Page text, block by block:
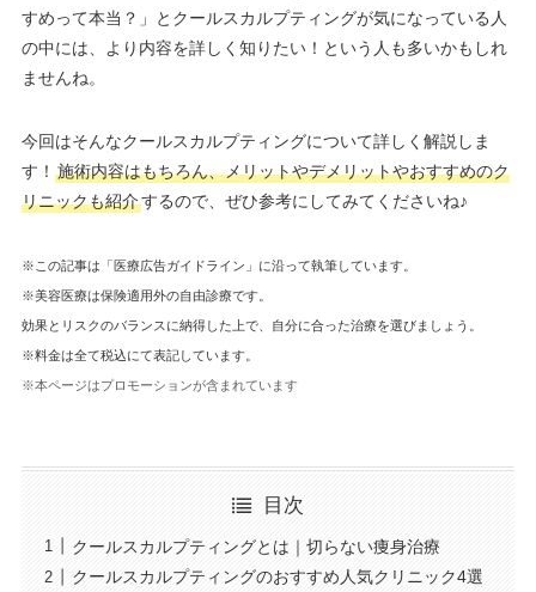
すめって本当？」とクールスカルプティングが気になっている人
の中には、より内容を詳しく知りたい！という人も多いかもしれ
ませんね。
今回はそんなクールスカルプティングについて詳しく解説しま
す！ 施術内容はもちろん、メリットやデメリットやおすすめのク
リニックも紹介するので、ぜひ参考にしてみてくださいね♪
※この記事は「医療広告ガイドライン」に沿って執筆しています。
※美容医療は保険適用外の自由診療です。
効果とリスクのバランスに納得した上で、自分に合った治療を選びましょう。
※料金は全て税込にて表記しています。
※本ページはプロモーションが含まれています
目次
クールスカルプティングとは｜切らない痩身治療
クールスカルプティングのおすすめ人気クリニック4選